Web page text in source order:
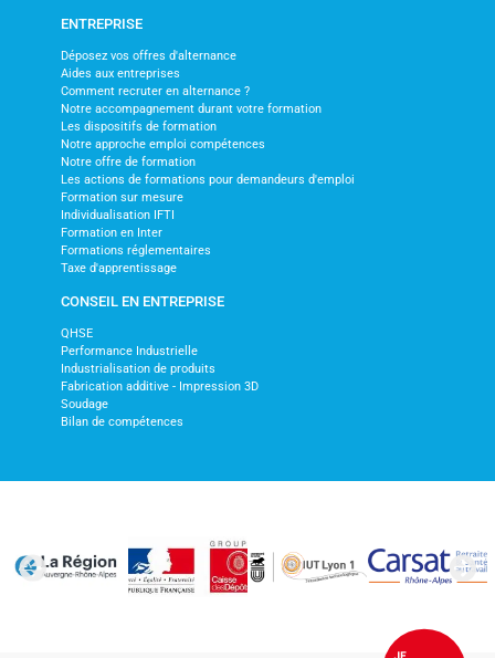
ENTREPRISE
Déposez vos offres d'alternance
Aides aux entreprises
Comment recruter en alternance ?
Notre accompagnement durant votre formation
Les dispositifs de formation
Notre approche emploi compétences
Notre offre de formation
Les actions de formations pour demandeurs d'emploi
Formation sur mesure
Individualisation IFTI
Formation en Inter
Formations réglementaires
Taxe d'apprentissage
CONSEIL EN ENTREPRISE
QHSE
Performance Industrielle
Industrialisation de produits
Fabrication additive - Impression 3D
Soudage
Bilan de compétences